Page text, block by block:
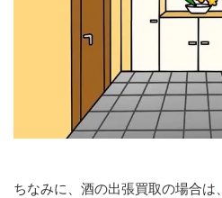
ちなみに、酒の出張買取の場合は、